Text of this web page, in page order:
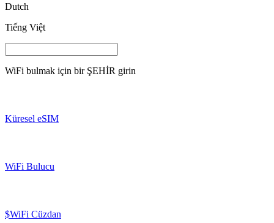
Dutch
Tiếng Việt
WiFi bulmak için bir ŞEHİR girin
Küresel eSIM
WiFi Bulucu
$WiFi Cüzdan